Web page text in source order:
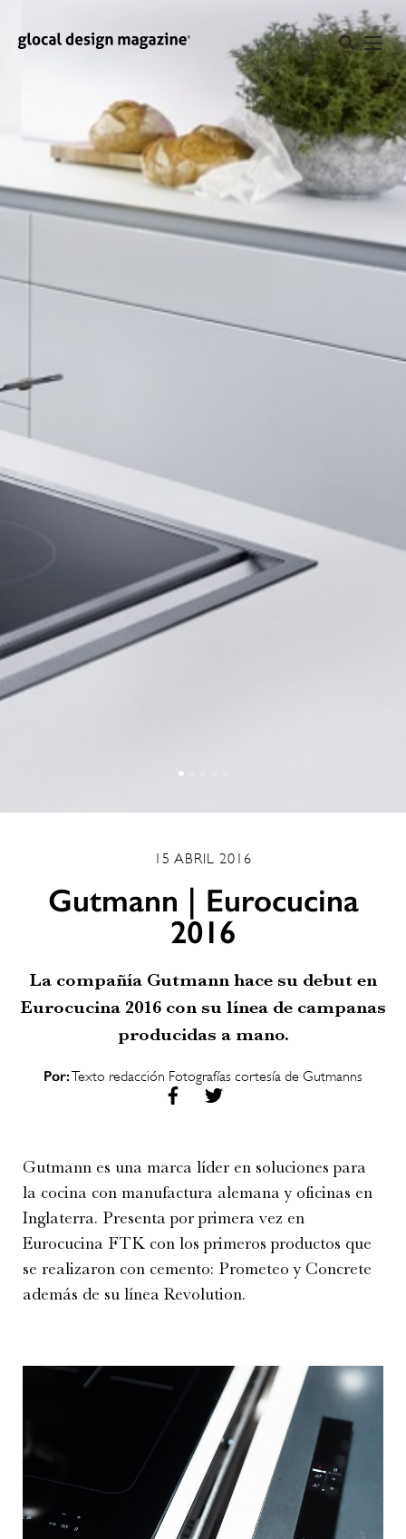
15 ABRIL 2016
Gutmann | Eurocucina
2016
La compañía Gutmann hace su debut en
Eurocucina 2016 con su línea de campanas
producidas a mano.
Por:Texto redacción Fotografías cortesía de Gutmanns
Gutmann es una marca líder en soluciones para
la cocina con manufactura alemana y oficinas en
Inglaterra. Presenta por primera vez en
Eurocucina FTK con los primeros productos que
se realizaron con cemento: Prometeo y Concrete
además de su línea Revolution.